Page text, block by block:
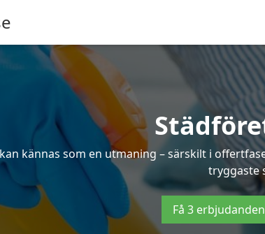
kännas som en utmaning – särskilt i
tryggaste
Få 3